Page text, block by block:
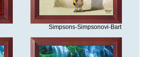
Simpsons-Simpsonovi-Bart